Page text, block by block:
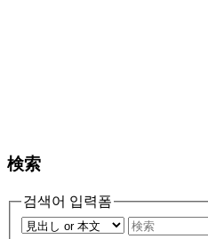
検索
검색어 입력폼